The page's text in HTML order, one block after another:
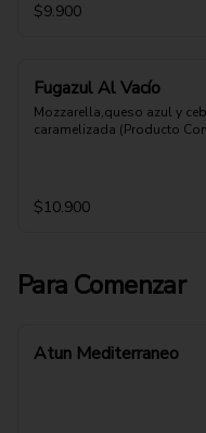
$9.900
Fugazul Al Vacío
Mozzarella,queso azul y
caramelizada (Producto
$10.900
Para Comenzar
Atun Mediterraneo